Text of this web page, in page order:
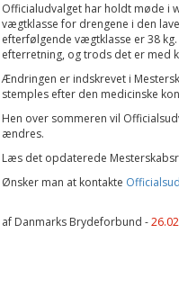
Officialudvalget har holdt møde i
vægtklasse for drengene i den
efterfølgende vægtklasse er 38
efterretning, og trods det er med
Ændringen er indskrevet i
stemples efter den medicinske
Hen over sommeren vil
ændres.
Læs det opdaterede
Ønsker man at kontakte
af Danmarks Brydeforbund -